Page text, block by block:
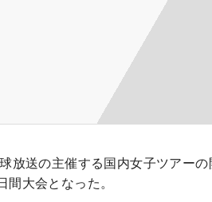
放送の主催する国内女子ツアーの
大会となった。